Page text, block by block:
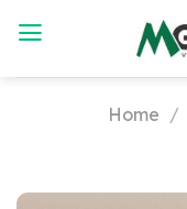
đến
Home /